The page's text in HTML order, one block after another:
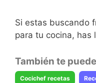
Si estas buscando
para tu cocina, has
También te
Cocichef recetas